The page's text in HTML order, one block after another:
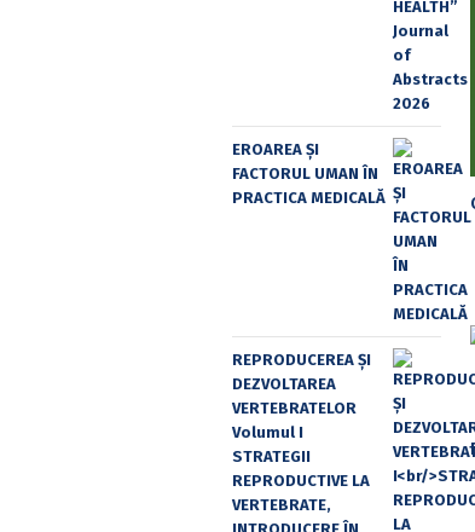
EROAREA ȘI
FACTORUL UMAN ÎN
PRACTICA MEDICALĂ
REPRODUCEREA ȘI
DEZVOLTAREA
VERTEBRATELOR
Volumul I
STRATEGII
REPRODUCTIVE LA
VERTEBRATE,